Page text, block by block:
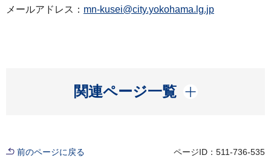
メールアドレス： mn-kusei@city.yokohama.lg.jp
関連ページ一覧
開く
前のページに戻る ページID：511-736-535